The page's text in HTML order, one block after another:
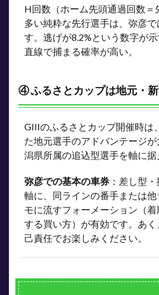
H回数（ホーム先頭通過回数＝
多い純粋な先行選手は、弥彦
す。逃げが8.2%という数字が
直線で捕まる確率が高い。
④ ふるさとカップは地元・
GIIIのふるさとカップ開催時は
た地元選手のアドバンテージ
潟県所属の追込型選手を軸に据
弥彦での基本の車券 ：差し型
軸に、同ラインの番手または
モに流すフォーメーション（
する買い方）が有効です。あ
己責任でお楽しみください。